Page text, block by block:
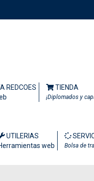
REDCOES
TIENDA
¡Diplomados y
UTILERIAS
web
Bolsa de